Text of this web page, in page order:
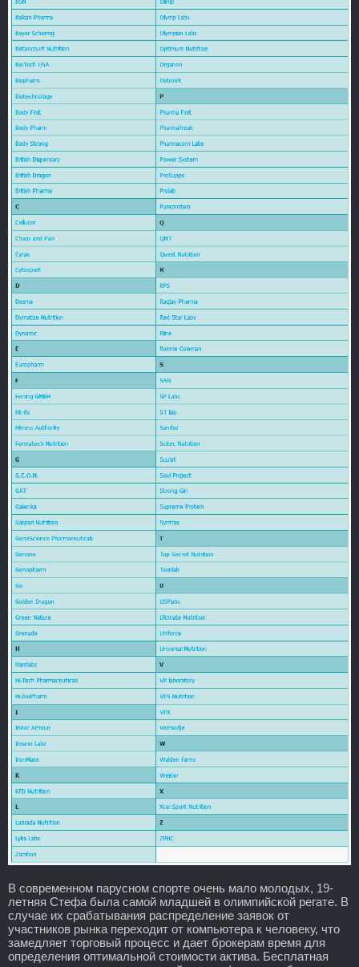
В современном парусном спорте очень мало молодых, 19-
летняя Стефа была самой младшей в олимпийской регате. В
случае их срабатывания распределение заявок от
участников рынка переходит от компьютера к человеку, что
замедляет торговый процесс и дает брокерам время для
определения оптимальной стоимости актива. Бесплатная